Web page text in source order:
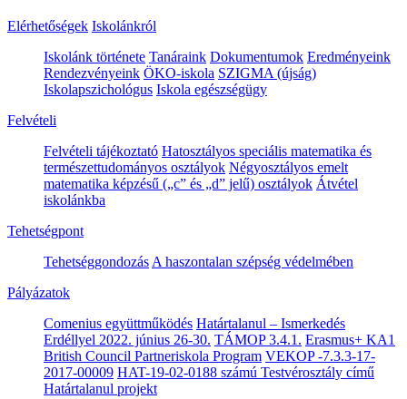
Elérhetőségek Iskolánkról
Iskolánk története Tanáraink Dokumentumok Eredményeink
Rendezvényeink ÖKO-iskola SZIGMA (újság)
Iskolapszichológus Iskola egészségügy
Felvételi
Felvételi tájékoztató Hatosztályos speciális matematika és
természettudományos osztályok Négyosztályos emelt
matematika képzésű („c” és „d” jelű) osztályok Átvétel
iskolánkba
Tehetségpont
Tehetséggondozás A haszontalan szépség védelmében
Pályázatok
Comenius együttműködés Határtalanul – Ismerkedés
Erdéllyel 2022. június 26-30. TÁMOP 3.4.1. Erasmus+ KA1
British Council Partneriskola Program VEKOP -7.3.3-17-
2017-00009 HAT-19-02-0188 számú Testvérosztály című
Határtalanul projekt